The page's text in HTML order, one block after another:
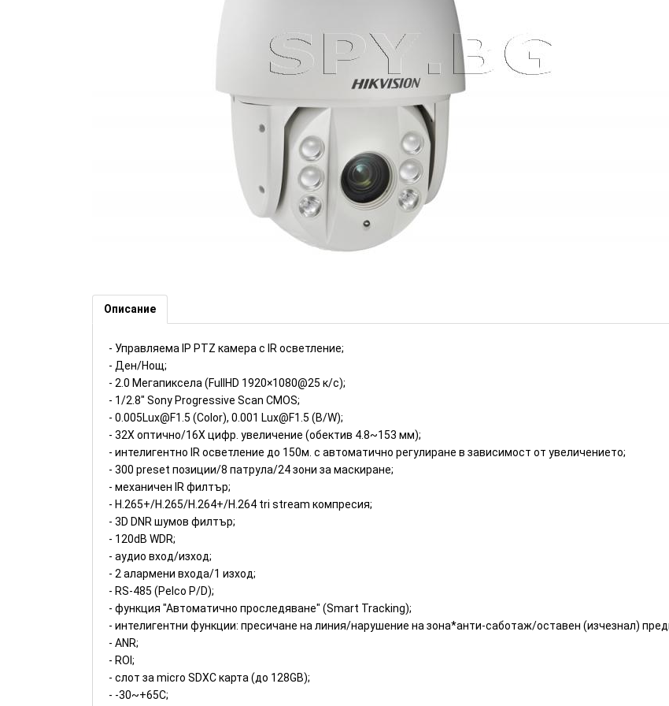
Управляема IP PTZ камера с IR осветление до 150м 2MP -
Описание
- Управляема IP PTZ камера с IR осветление;
- Ден/Нощ;
- 2.0 Mегапиксела (FullHD 1920×1080@25 к/с);
- 1/2.8" Sony Progressive Scan CMOS;
- 0.005Lux@F1.5 (Color), 0.001 Lux@F1.5 (B/W);
- 32X оптично/16X цифр. увеличение (обектив 4.8~153 мм);
- интелигентно IR осветление до 150м. с автоматично регулиране в зависимост от увеличението;
- 300 preset позиции/8 патрула/24 зони за маскиране;
- механичен IR филтър;
- H.265+/H.265/H.264+/H.264 tri stream компресия;
- 3D DNR шумов филтър;
- 120dB WDR;
- аудио вход/изход;
- 2 алармени входа/1 изход;
- RS-485 (Pelco P/D);
- функция "Автоматично проследяване" (Smart Tracking);
- интелигентни функции: пресичане на линия/нарушение на зона*анти-саботаж/оставен (изчезнал)
- ANR;
- ROI;
- слот за micro SDXC карта (до 128GB);
- -30~+65С;